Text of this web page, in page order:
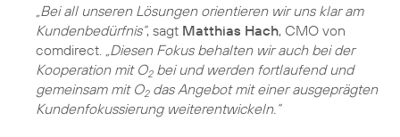
„Bei all unseren Lösungen orientieren wir uns klar am
Kundenbedürfnis“, sagt Matthias Hach, CMO von
comdirect.
„Diesen Fokus behalten wir auch bei der
Kooperation mit O2bei und werden fortlaufend und
gemeinsam mit O2das Angebot mit einer ausgeprägten
Kundenfokussierung weiterentwickeln.“